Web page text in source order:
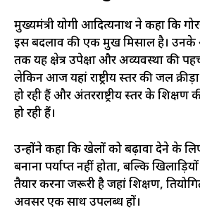
मुख्यमंत्री योगी आदित्यनाथ ने कहा कि
इस बदलाव की एक प्रमुख मिसाल है।
तक यह क्षेत्र उपेक्षा और अव्यवस्था की
लेकिन आज यहां राष्ट्रीय स्तर की जल क्रीड़ा
हो रही हैं और अंतरराष्ट्रीय स्तर के
हो रही हैं।
उन्होंने कहा कि खेलों को बढ़ावा देने के
बनाना पर्याप्त नहीं होता, बल्कि
तैयार करना जरूरी है जहां प्रशिक्षण,
अवसर एक साथ उपलब्ध हों।